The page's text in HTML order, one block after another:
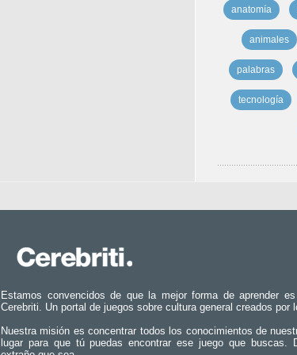
anatomía
animales
palabras
tecnología
Estamos convencidos de que la mejor forma de aprender
Cerebriti. Un portal de juegos sobre cultura general creados por
Nuestra misión es concentrar todos los conocimientos de
lugar para que tú puedas encontrar ese juego que buscas.